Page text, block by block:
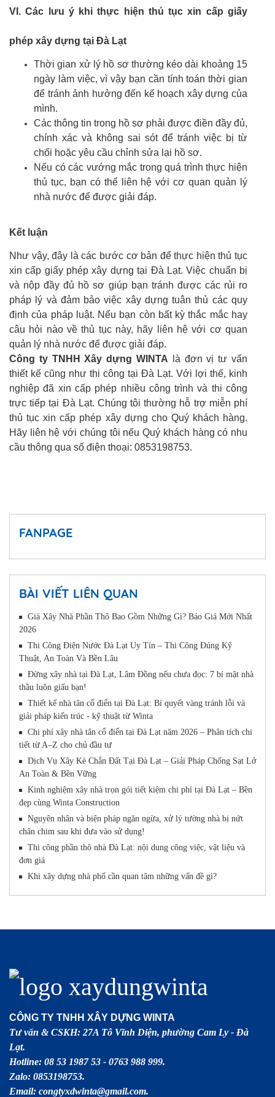
VI. Các lưu ý khi thực hiện thủ tục xin cấp giấy
phép xây dựng tại Đà Lạt
Thời gian xử lý hồ sơ thường kéo dài khoảng 15
ngày làm việc, vì vậy bạn cần tính toán thời gian
để tránh ảnh hưởng đến kế hoạch xây dựng của
mình.
Các thông tin trong hồ sơ phải được điền đầy đủ,
chính xác và không sai sót để tránh việc bị từ
chối hoặc yêu cầu chỉnh sửa lại hồ sơ.
Nếu có các vướng mắc trong quá trình thực hiện
thủ tục, bạn có thể liên hệ với cơ quan quản lý
nhà nước để được giải đáp.
Kết luận
Như vậy, đây là các bước cơ bản để thực hiện thủ tục
xin cấp giấy phép xây dựng tại Đà Lạt. Việc chuẩn bị
và nộp đầy đủ hồ sơ giúp bạn tránh được các rủi ro
pháp lý và đảm bảo việc xây dựng tuân thủ các quy
định của pháp luật. Nếu bạn còn bất kỳ thắc mắc hay
câu hỏi nào về thủ tục này, hãy liên hệ với cơ quan
quản lý nhà nước để được giải đáp.
Công ty TNHH Xây dựng WINTA là đơn vị tư vấn
thiết kế cũng như thi công tại Đà Lạt. Với lợi thế, kinh
nghiệp đã xin cấp phép nhiều công trình và thi công
trực tiếp tại Đà Lạt. Chúng tôi thường hỗ trợ miễn phí
thủ tục xin cấp phép xây dựng cho Quý khách hàng.
Hãy liên hệ với chúng tôi nếu Quý khách hàng có nhu
cầu thông qua số điện thoại: 0853198753.
FANPAGE
BÀI VIẾT LIÊN QUAN
Giá Xây Nhà Phần Thô Bao Gồm Những Gì? Báo Giá Mới Nhất
2026
Thi Công Điện Nước Đà Lạt Uy Tín – Thi Công Đúng Kỹ
Thuật, An Toàn Và Bền Lâu
Đừng xây nhà tại Đà Lạt, Lâm Đồng nếu chưa đọc: 7 bí mật nhà
thầu luôn giấu bạn!
Thiết kế nhà tân cổ điển tại Đà Lạt: Bí quyết vàng tránh lỗi và
giải pháp kiến trúc - kỹ thuật từ Winta
Chi phí xây nhà tân cổ điển tại Đà Lạt năm 2026 – Phân tích chi
tiết từ A–Z cho chủ đầu tư
Dịch Vụ Xây Kè Chắn Đất Tại Đà Lạt – Giải Pháp Chống Sạt Lở
An Toàn & Bền Vững
Kinh nghiệm xây nhà trọn gói tiết kiệm chi phí tại Đà Lạt – Bền
đẹp cùng Winta Construction
Nguyên nhân và biện pháp ngăn ngừa, xử lý tường nhà bị nứt
chân chim sau khi đưa vào sử dụng!
Thi công phần thô nhà Đà Lạt: nội dung công việc, vật liệu và
đơn giá
Khi xây dựng nhà phố cần quan tâm những vấn đề gì?
CÔNG TY TNHH XÂY DỰNG WINTA
Tư vấn & CSKH: 27A Tô Vĩnh Diện, phường Cam Ly - Đà
Lạt.
Hotline: 08 53 1987 53 - 0763 988 999.
Zalo: 0853198753.
Email: congtyxdwinta@gmail.com.